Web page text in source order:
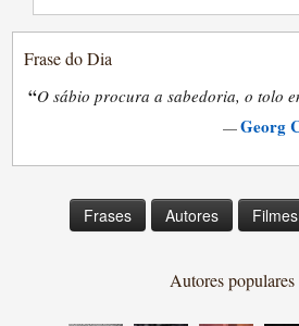
Frase do Dia
“O sábio procura a sabedoria, o tolo
—Georg
Frases Autores Filmes
Autores populares